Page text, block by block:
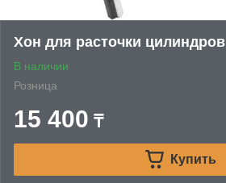
Хон для расточки цилиндров
В наличии
Розница
15 400 ₸
Купить